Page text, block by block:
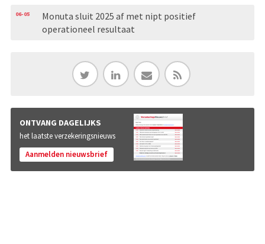
06-05
Monuta sluit 2025 af met nipt positief
operationeel resultaat
ONTVANG DAGELIJKS
het laatste verzekeringsnieuws
Aanmelden nieuwsbrief